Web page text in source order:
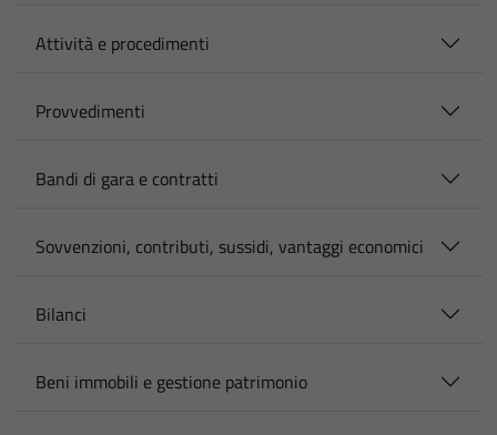
Attività e procedimenti
Provvedimenti
Bandi di gara e contratti
Sovvenzioni, contributi, sussidi, vantaggi economici
Bilanci
Beni immobili e gestione patrimonio